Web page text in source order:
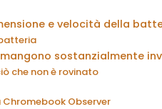
e velocità della
sostanzialmente
che non è rovinato
Chromebook Observer